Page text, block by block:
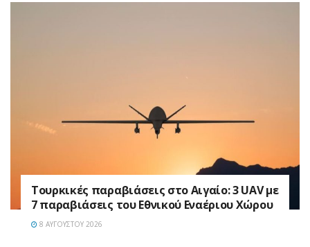
Τουρκικές παραβιάσεις στο Αιγαίο: 3 UAV με
7 παραβιάσεις του Εθνικού Εναέριου Χώρου
8 ΑΥΓΟΎΣΤΟΥ 2026